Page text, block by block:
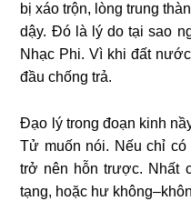
bị xáo trộn, lòng trung
dậy. Đó là lý do tại sao
Nhạc Phi. Vì khi đất
đầu chống trả.
Đạo lý trong đoạn kinh
Tử muốn nói. Nếu chỉ
trở nên hỗn trược. Nhất
tạng, hoặc hư